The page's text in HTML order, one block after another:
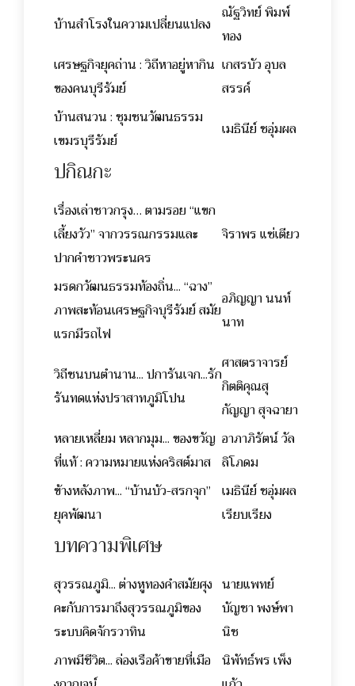
บ้านสำโรงในความเปลี่ยนแปลง
ณัฐวิทย์ พิมพ์
ทอง
เศรษฐกิจยุคถ่าน : วิถีหาอยู่หากิน
ของคนบุรีรัมย์
เกสรบัว อุบล
สรรค์
บ้านสนวน : ชุมชนวัฒนธรรม
เขมรบุรีรัมย์
เมธินีย์ ชอุ่มผล
ปกิณกะ
เรื่องเล่าชาวกรุง… ตามรอย “แขก
เลี้ยงวัว” จากวรรณกรรมและ
ปากคำชาวพระนคร
จิราพร แซ่เตียว
มรดกวัฒนธรรมท้องถิ่น... “ฉาง”
ภาพสะท้อนเศรษฐกิจบุรีรัมย์ สมัย
แรกมีรถไฟ
อภิญญา นนท์
นาท
วิถีชนบนตำนาน... ปการันเจก...รัก
รันทดแห่งปราสาทภูมิโปน
ศาสตราจารย์
กิตติคุณสุ
กัญญา สุจฉายา
หลายเหลี่ยม หลากมุม... ของขวัญ
ที่แท้ : ความหมายแห่งคริสต์มาส
อาภาภิรัตน์ วัล
ลิโภดม
ข้างหลังภาพ... “บ้านบัว-สรกจุก”
ยุคพัฒนา
เมธินีย์ ชอุ่มผล
เรียบเรียง
บทความพิเศษ
สุวรรณภูมิ... ต่างหูทองคำสมัยศุง
คะกับการมาถึงสุวรรณภูมิของ
ระบบคิดจักรวาทิน
นายแพทย์
บัญชา พงษ์พา
นิช
ภาพมีชีวิต... ล่องเรือค้าขายที่เมือ นิพัทธ์พร เพ็ง